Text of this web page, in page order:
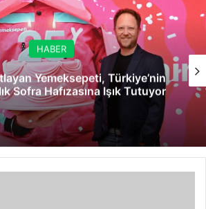
HABER
Yemeksepeti, Türkiye’nin
Sofra Hafızasına Işık Tutuyor